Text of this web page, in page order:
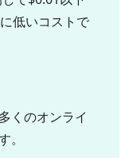
低いコストで
くのオンライ